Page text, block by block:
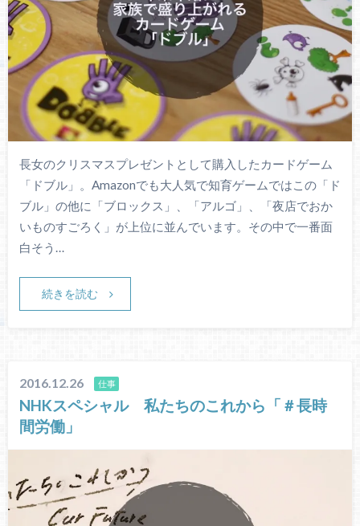
長女のクリスマスプレゼントとして購入したカードゲーム
「ドブル」。Amazonでも大人気で知育ゲームではこの「ド
ブル」の他に「ブロックス」、「アルゴ」、「夜店でおか
いものすごろく」が上位に並んでいます。その中で一番面
白そう…
続きを読む
2016.12.26 仕事
NHKスペシャル 私たちのこれから「＃長時
間労働」